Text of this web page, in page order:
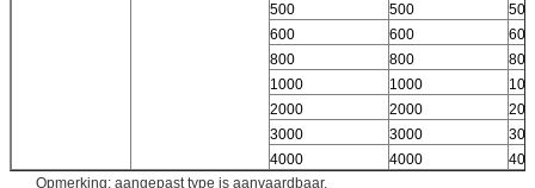
500
500
500
600
600
600
800
800
800
1000
1000
2000
2000
3000
3000
4000
4000
Opmerking: aangepast type is aanvaardbaar.